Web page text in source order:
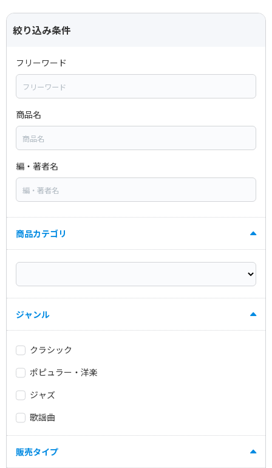
絞り込み条件
フリーワード
商品名
編・著者名
商品カテゴリ
ジャンル
クラシック
ポピュラー・洋楽
ジャズ
歌謡曲
販売タイプ